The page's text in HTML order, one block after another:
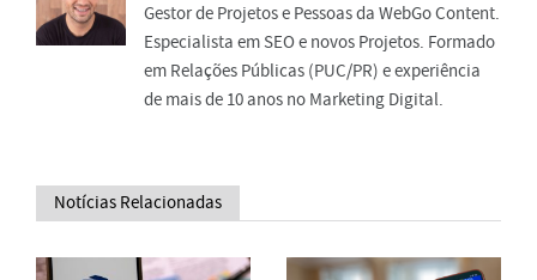
Gestor de Projetos e Pessoas da WebGo Content.
Especialista em SEO e novos Projetos. Formado
em Relações Públicas (PUC/PR) e experiência
de mais de 10 anos no Marketing Digital.
Notícias Relacionadas